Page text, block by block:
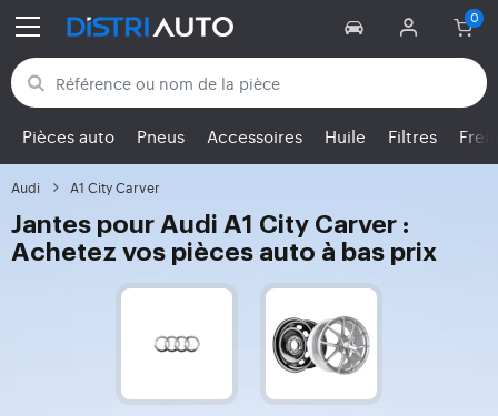
Retour aux catégories
Pièces auto Pneus Accessoires Huile Filtres
Audi A1 City Carver
Jantes pour Audi A1 City Carver :
Achetez vos pièces auto à bas prix